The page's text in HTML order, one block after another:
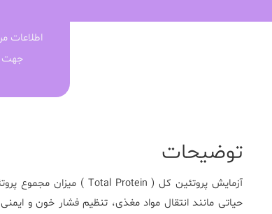
اطلاعات
جهت
توضیحات
آزمایشپروتئین کل(
Total Protein ) میزان مجموع
حیاتی مانند انتقال مواد مغذی، تنظیم فشار خون و